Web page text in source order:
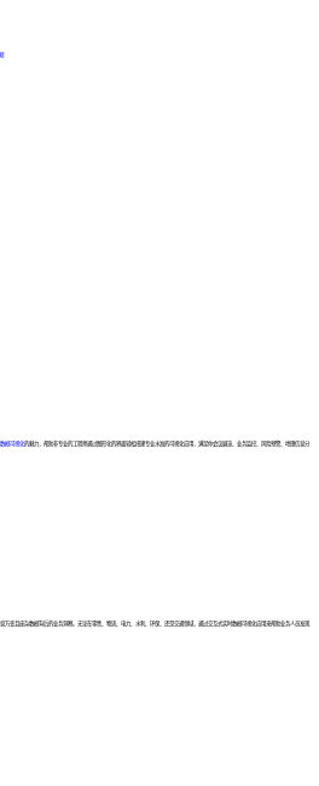
数据可视化的魅力，帮助非专业的工程师通过图形化的界面轻松搭建专业水准的可视化应用，满足你会议展览、业务监控、风险预警、地理信息分
变且庞杂数据背后的业务洞察。无论在零售、物流、电力、水利、环保、还是交通领域，通过交互式实时数据可视化应用来帮助业务人员发现